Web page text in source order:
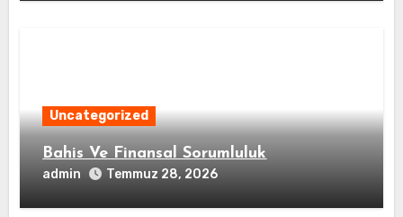
Uncategorized
Bahis Ve Finansal Sorumluluk
admin Temmuz 28, 2026